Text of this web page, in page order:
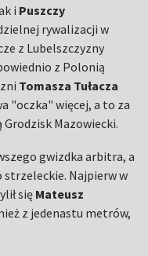
i Puszczy
rywalizacji w
z Lubelszczyzny
z Polonią
Tomasza Tułacza
"oczka" więcej, a to za
Mazowiecki.
gwizdka arbitra, a
strzeleckie. Najpierw w
się Mateusz
z jedenastu metrów,